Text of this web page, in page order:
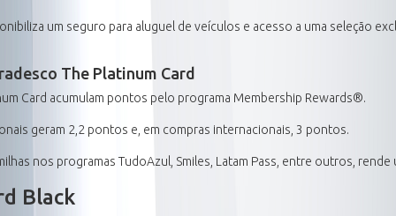
um seguro para aluguel de veículos e acesso a uma seleção
The Platinum Card
Card acumulam pontos pelo programa Membership Rewards®.
geram 2,2 pontos e, em compras internacionais, 3 pontos.
nos programas TudoAzul, Smiles, Latam Pass, entre outros,
Black